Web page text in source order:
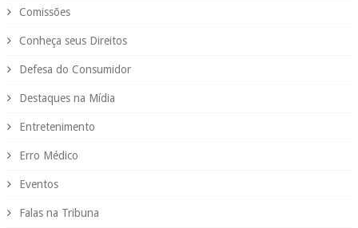
Comissões
Conheça seus Direitos
Defesa do Consumidor
Destaques na Mídia
Entretenimento
Erro Médico
Eventos
Falas na Tribuna